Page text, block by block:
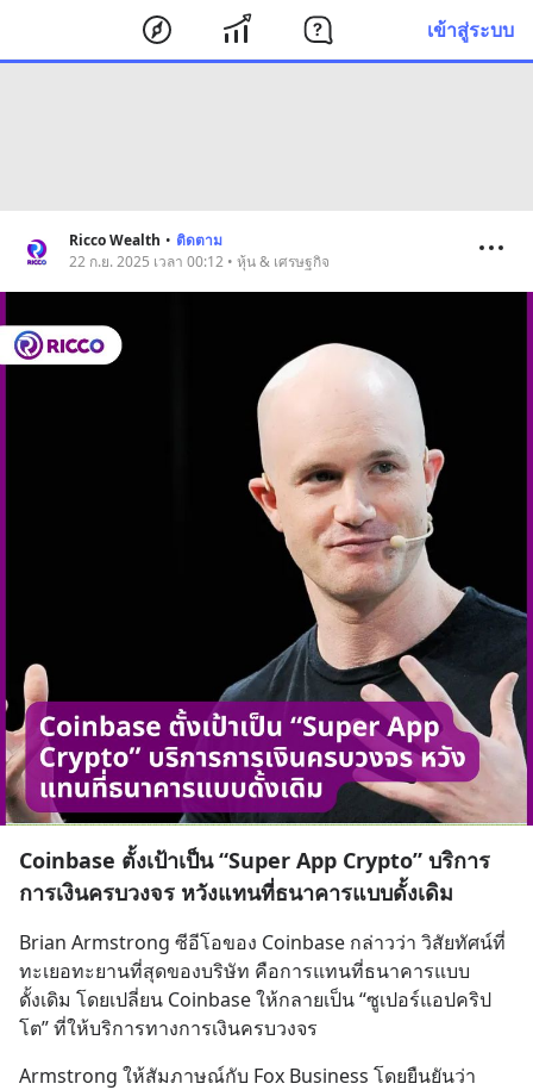
เข้าสู่ระบบ
Ricco Wealth • ติดตาม
22 ก.ย. 2025 เวลา 00:12 • หุ้น & เศรษฐกิจ
Coinbase ตั้งเป้าเป็น “Super App Crypto” บริการ
การเงินครบวงจร หวังแทนที่ธนาคารแบบดั้งเดิม
Brian Armstrong ซีอีโอของ Coinbase กล่าวว่า วิสัยทัศน์ที่
ทะเยอทะยานที่สุดของบริษัท คือการแทนที่ธนาคารแบบ
ดั้งเดิม โดยเปลี่ยน Coinbase ให้กลายเป็น “ซูเปอร์แอปคริป
โต” ที่ให้บริการทางการเงินครบวงจร
Armstrong ให้สัมภาษณ์กับ Fox Business โดยยืนยันว่า